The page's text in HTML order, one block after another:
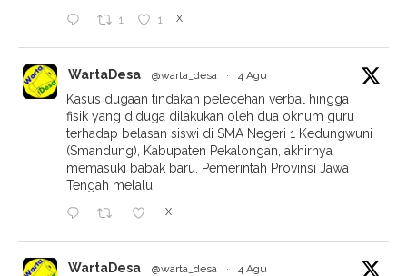
1 1 X
WartaDesa @warta_desa · 4 Agu
Kasus dugaan tindakan pelecehan verbal hingga
fisik yang diduga dilakukan oleh dua oknum guru
terhadap belasan siswi di SMA Negeri 1 Kedungwuni
(Smandung), Kabupaten Pekalongan, akhirnya
memasuki babak baru. Pemerintah Provinsi Jawa
Tengah melalui
X
WartaDesa @warta_desa · 4 Agu